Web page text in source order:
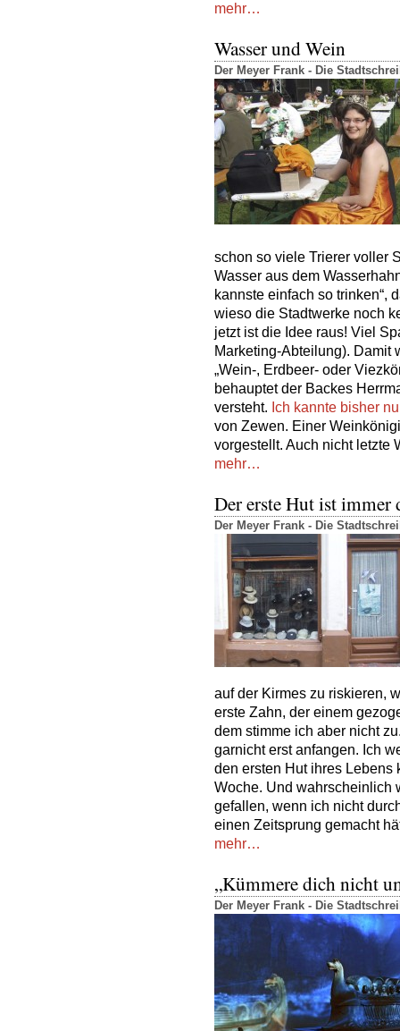
mehr…
Wasser und Wein
Der Meyer Frank - Die
schon so viele Trierer voller
Wasser aus dem
kannste einfach so trinken“,
wieso die Stadtwerke noch
jetzt ist die Idee raus! Viel
Marketing-Abteilung). Damit
„Wein-, Erdbeer- oder
behauptet der Backes
versteht. Ich kannte bisher
von Zewen. Einer
vorgestellt. Auch nicht letzte
mehr…
Der erste Hut ist immer
Der Meyer Frank - Die
auf der Kirmes zu riskieren,
erste Zahn, der einem
dem stimme ich aber nicht
garnicht erst anfangen. Ich
den ersten Hut ihres Lebens
Woche. Und wahrscheinlich
gefallen, wenn ich nicht
einen Zeitsprung gemacht
mehr…
„Kümmere dich nicht
Der Meyer Frank - Die